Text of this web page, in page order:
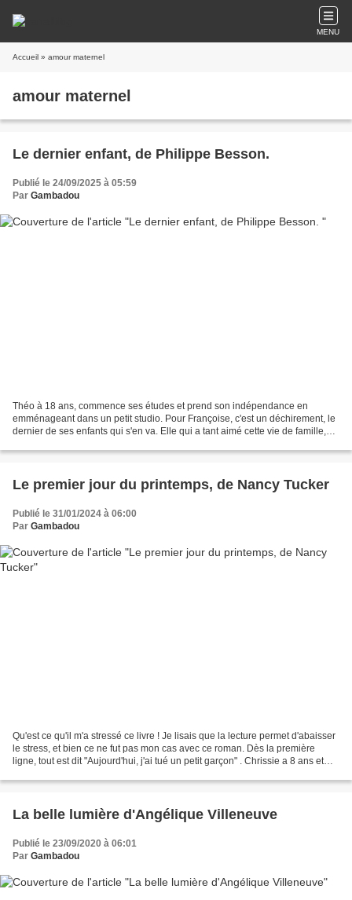
MENU
Accueil » amour maternel
amour maternel
Le dernier enfant, de Philippe Besson.
Publié le 24/09/2025 à 05:59
Par Gambadou
Théo à 18 ans, commence ses études et prend son indépendance en
emménageant dans un petit studio. Pour Françoise, c'est un déchirement, le
dernier de ses enfants qui s'en va. Elle qui a tant aimé cette vie de famille,
Le premier jour du printemps, de Nancy Tucker
Publié le 31/01/2024 à 06:00
Par Gambadou
Qu'est ce qu'il m'a stressé ce livre ! Je lisais que la lecture permet d'abaisser
le stress, et bien ce ne fut pas mon cas avec ce roman. Dès la première
ligne, tout est dit "Aujourd'hui, j'ai tué un petit garçon" . Chrissie a 8 ans et
La belle lumière d'Angélique Villeneuve
Publié le 23/09/2020 à 06:01
Par Gambadou